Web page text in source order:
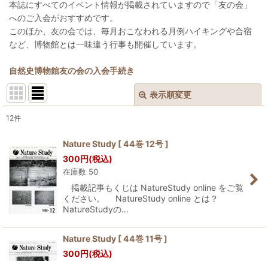
本誌にすべてのイベント情報が掲載されていますので「友の会」
へのご入会がおすすめです。
このほか、友の会では、毎月おこなわれる月例ハイキングや合宿
など、博物館とは一味違う行事も開催しています。
自然史博物館友の会の入会手続き
表示順変更
並び順:
絞り込む
12件
Nature Study [ 44巻 12号 ]
300円(税込)
在庫数 50
掲載記事もくじは NatureStudy online をご覧
ください。 NatureStudy online とは？
NatureStudyの…
Nature Study [ 44巻 11号 ]
300円(税込)